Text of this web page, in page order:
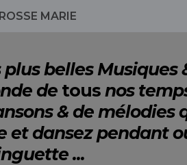
MARIE
plus belles Musiques
de tous nos
& de mélodies
et dansez pendant
...